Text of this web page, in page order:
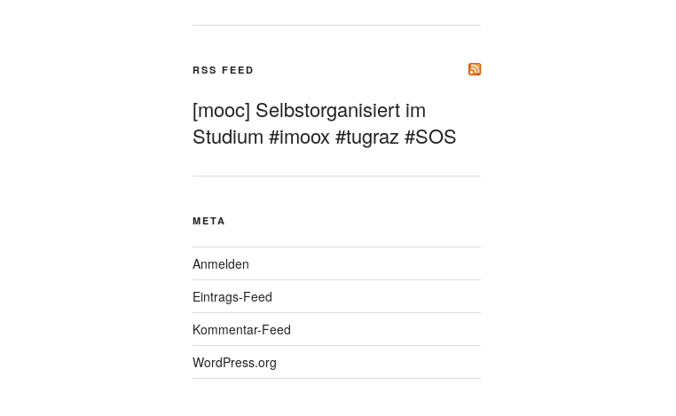
RSS FEED
[mooc] Selbstorganisiert im
Studium #imoox #tugraz #SOS
META
Anmelden
Eintrags-Feed
Kommentar-Feed
WordPress.org